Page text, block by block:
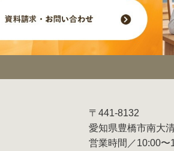
〒441-8132
愛知県豊橋市南大
営業時間／10:00